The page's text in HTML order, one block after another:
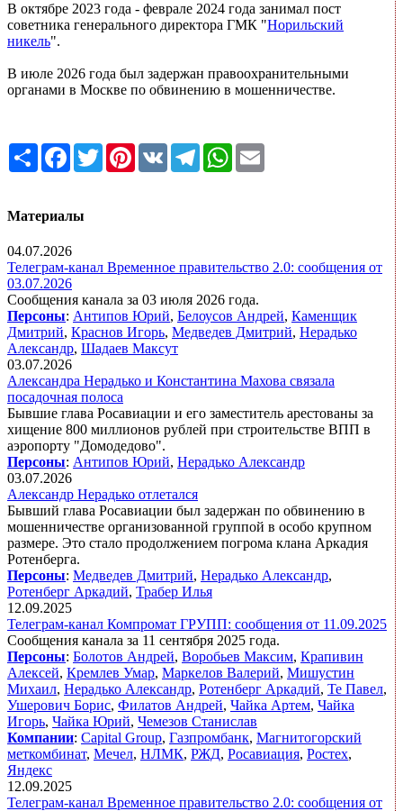
В октябре 2023 года - феврале 2024 года занимал пост
советника генерального директора ГМК "Норильский
никель".
В июле 2026 года был задержан правоохранительными
органами в Москве по обвинению в мошенничестве.
Share Facebook
TwitterPinterest
VK TelegramWhatsApp
Материалы
04.07.2026
Телеграм-канал Временное правительство 2.0: сообщения от
03.07.2026
Сообщения канала за 03 июля 2026 года.
Персоны: Антипов Юрий, Белоусов Андрей, Каменщик
Дмитрий, Краснов Игорь, Медведев Дмитрий, Нерадько
Александр, Шадаев Максут
03.07.2026
Александра Нерадько и Константина Махова связала
посадочная полоса
Бывшие глава Росавиации и его заместитель арестованы за
хищение 800 миллионов рублей при строительстве ВПП в
аэропорту "Домодедово".
Персоны: Антипов Юрий, Нерадько Александр
03.07.2026
Александр Нерадько отлетался
Бывший глава Росавиации был задержан по обвинению в
мошенничестве организованной группой в особо крупном
размере. Это стало продолжением погрома клана Аркадия
Ротенберга.
Персоны: Медведев Дмитрий, Нерадько Александр,
Ротенберг Аркадий, Трабер Илья
12.09.2025
Телеграм-канал Компромат ГРУПП: сообщения от 11.09.2025
Сообщения канала за 11 сентября 2025 года.
Персоны: Болотов Андрей, Воробьев Максим, Крапивин
Алексей, Кремлев Умар, Маркелов Валерий, Мишустин
Михаил, Нерадько Александр, Ротенберг Аркадий, Те Павел,
Ушерович Борис, Филатов Андрей, Чайка Артем, Чайка
Игорь, Чайка Юрий, Чемезов Станислав
Компании: Capital Group, Газпромбанк, Магнитогорский
меткомбинат, Мечел, НЛМК, РЖД, Росавиация, Ростех,
Яндекс
12.09.2025
Телеграм-канал Временное правительство 2.0: сообщения от